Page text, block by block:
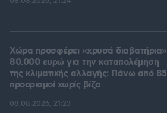
Χώρα προσφέρει «χρυσά διαβατήρια»
80.000 ευρώ για την καταπολέμηση
της κλιματικής αλλαγής: Πάνω από 85
προορισμοί χωρίς βίζα
08.08.2026, 21:23